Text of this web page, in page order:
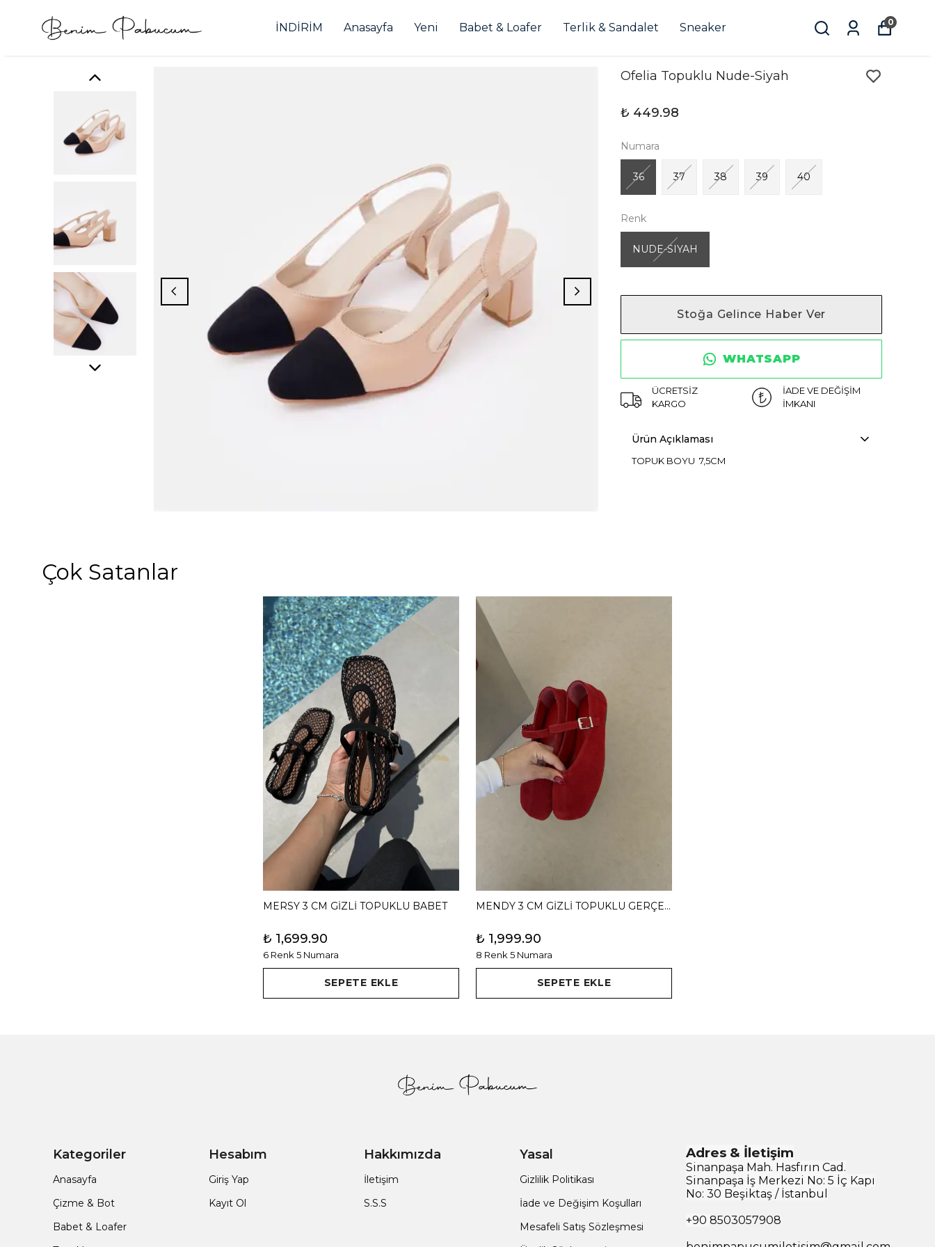
İNDİRİM Anasayfa Yeni Babet & Loafer Terlik & Sandalet Sneaker 0
Ofelia Topuklu Nude-Siyah
₺ 449.98
Numara
36 37 38 39 40
Renk
NUDE-SIYAH
Stoğa Gelince Haber Ver
WHATSAPP
ÜCRETSİZ
KARGO
İADE VE DEĞİŞİM
İMKANI
Ürün Açıklaması
TOPUK BOYU 7,5CM
Çok Satanlar
MERSY 3 CM GİZLİ TOPUKLU BABET
₺ 1,699.90
6 Renk 5 Numara
SEPETE EKLE
MENDY 3 CM GİZLİ TOPUKLU GERÇEK DERİ BABET
₺ 1,999.90
8 Renk 5 Numara
SEPETE EKLE
Kategoriler
Anasayfa
Çizme & Bot
Babet & Loafer
Hesabım
Giriş Yap
Kayıt Ol
Hakkımızda
İletişim
S.S.S
Yasal
Gizlilik Politikası
İade ve Değişim Koşulları
Mesafeli Satış Sözleşmesi
Adres & İletişim
Sinanpaşa Mah. Hasfırın Cad.
Sinanpaşa İş Merkezi No: 5 İç Kapı
No: 30 Beşiktaş / İstanbul
+90 8503057908